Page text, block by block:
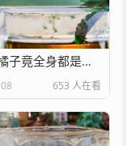
黄金果橘子竟全身都是宝！这6大功效不可不知
653 人在看